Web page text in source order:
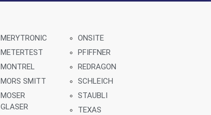
MERYTRONIC
METERTEST
MONTREL
MORS SMITT
MOSER
GLASER
ONSITE
PFIFFNER
REDRAGON
SCHLEICH
STAUBLI
TEXAS